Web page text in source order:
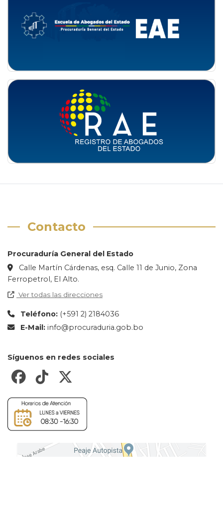
Contacto
Procuraduría General del Estado
Calle Martín Cárdenas, esq. Calle 11 de Junio, Zona
Ferropetrol, El Alto.
Ver todas las direcciones
Teléfono: (+591 2) 2184036
E-Mail: info@procuraduria.gob.bo
Síguenos en redes sociales